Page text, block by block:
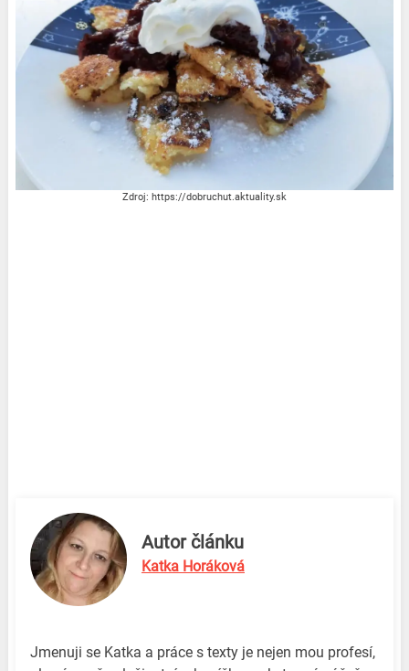
Zdroj: https://dobruchut.aktuality.sk
Autor článku
Katka Horáková
Jmenuji se Katka a práce s texty je nejen mou profesí,